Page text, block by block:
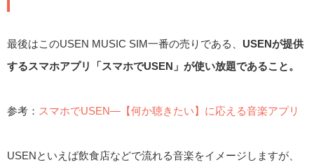
最後はこのUSEN MUSIC SIM一番の売りである、 USENが提供
するスマホアプリ「スマホでUSEN」が使い放題であること。
参考： スマホでUSEN―【何か聴きたい】に応える音楽アプリ
USENといえば飲食店などで流れる音楽をイメージしますが、